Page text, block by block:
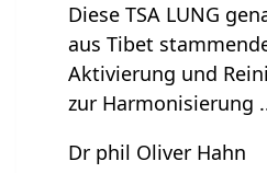
Diese TSA LUNG
aus Tibet
Aktivierung und
zur Harmonisierung
Dr phil Oliver Hahn